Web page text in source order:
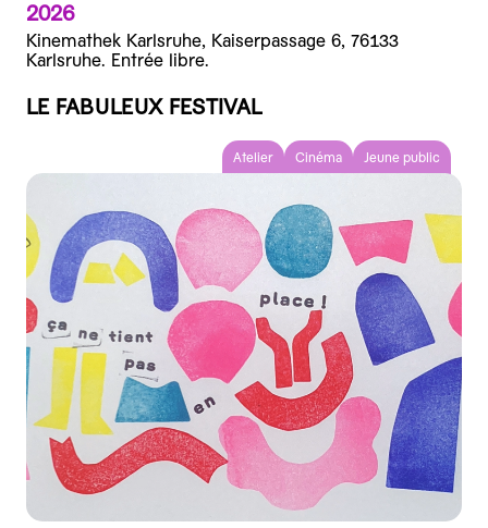
2026
Kinemathek Karlsruhe, Kaiserpassage 6, 76133
Karlsruhe. Entrée libre.
LE FABULEUX FESTIVAL
Atelier Cinéma Jeune public